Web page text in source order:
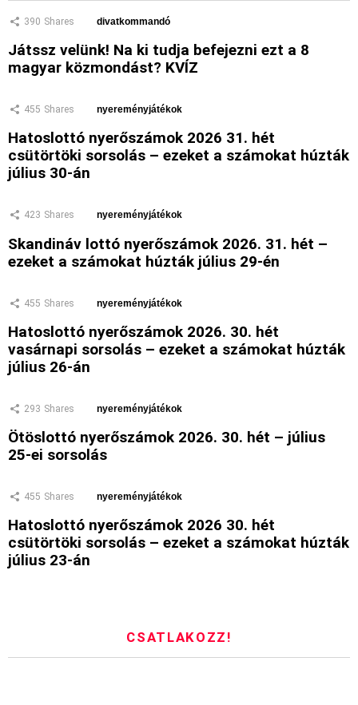
390 Shares divatkommandó
Játssz velünk! Na ki tudja befejezni ezt a 8
magyar közmondást? KVÍZ
455 Shares nyereményjátékok
Hatoslottó nyerőszámok 2026 31. hét
csütörtöki sorsolás – ezeket a számokat húzták
július 30-án
423 Shares nyereményjátékok
Skandináv lottó nyerőszámok 2026. 31. hét –
ezeket a számokat húzták július 29-én
455 Shares nyereményjátékok
Hatoslottó nyerőszámok 2026. 30. hét
vasárnapi sorsolás – ezeket a számokat húzták
július 26-án
293 Shares nyereményjátékok
Ötöslottó nyerőszámok 2026. 30. hét – július
25-ei sorsolás
455 Shares nyereményjátékok
Hatoslottó nyerőszámok 2026 30. hét
csütörtöki sorsolás – ezeket a számokat húzták
július 23-án
CSATLAKOZZ!